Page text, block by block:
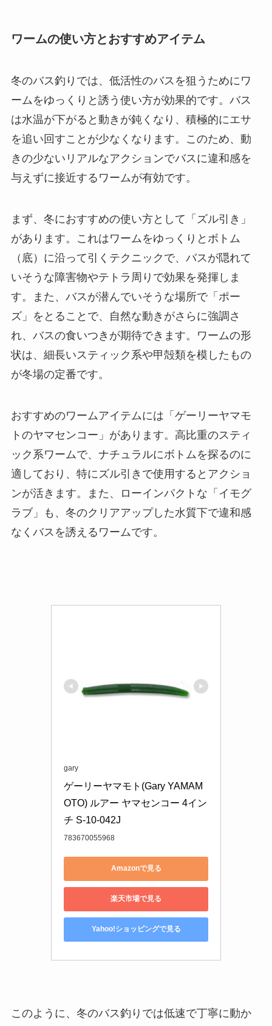
ワームの使い方とおすすめアイテム
冬のバス釣りでは、低活性のバスを狙うためにワ
ームをゆっくりと誘う使い方が効果的です。バス
は水温が下がると動きが鈍くなり、積極的にエサ
を追い回すことが少なくなります。このため、動
きの少ないリアルなアクションでバスに違和感を
与えずに接近するワームが有効です。
まず、冬におすすめの使い方として「ズル引き」
があります。これはワームをゆっくりとボトム
（底）に沿って引くテクニックで、バスが隠れて
いそうな障害物やテトラ周りで効果を発揮しま
す。また、バスが潜んでいそうな場所で「ポー
ズ」をとることで、自然な動きがさらに強調さ
れ、バスの食いつきが期待できます。ワームの形
状は、細長いスティック系や甲殻類を模したもの
が冬場の定番です。
おすすめのワームアイテムには「ゲーリーヤマモ
トのヤマセンコー」があります。高比重のスティ
ック系ワームで、ナチュラルにボトムを探るのに
適しており、特にズル引きで使用するとアクショ
ンが活きます。また、ローインパクトな「イモグ
ラブ」も、冬のクリアアップした水質下で違和感
なくバスを誘えるワームです。
gary
ゲーリーヤマモト(Gary YAMAM
OTO) ルアー ヤマセンコー 4イン
チ S-10-042J
783670055968
Amazonで見る
楽天市場で見る
Yahoo!ショッピングで見る
このように、冬のバス釣りでは低速で丁寧に動か